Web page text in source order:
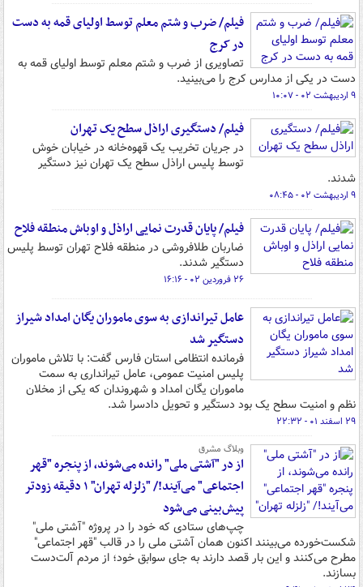
فیلم/ ضرب و شتم معلم توسط اولیای قمه به دست
در کرج
تصاویری از ضرب و شتم معلم توسط اولیای قمه به
دست در یکی از مدارس کرج را می‌بینید.
۹ اردیبهشت ۰۲ - ۱۰:۰۷
فیلم/ دستگیری اراذل سطح یک تهران
در جریان تخریب یک قهوه‌خانه در خیابان خوش
توسط پلیس اراذل سطح یک تهران نیز دستگیر
شدند.
۹ اردیبهشت ۰۲ - ۰۸:۴۵
فیلم/ پایان قدرت نمایی اراذل و اوباش منطقه فلاح
ضاربان طلافروشی در منطقه فلاح تهران توسط پلیس
دستگیر شدند.
۲۶ فروردین ۰۲ - ۱۶:۱۶
عامل تیراندازی به سوی ماموران یگان امداد شیراز
دستگیر شد
فرمانده انتظامی استان فارس گفت: با تلاش ماموران
پلیس امنیت عمومی، عامل تیرانداری به سمت
ماموران یگان امداد و شهروندان که یکی از مخلان
نظم و امنیت سطح یک بود دستگیر و تحویل دادسرا شد.
۲۹ اسفند ۰۱ - ۲۲:۳۲
وبلاگ مشرق
از در "آشتی ملی" رانده می‌شوند، از پنجره "قهر
اجتماعی" می‌آیند!/ "زلزله تهران" ۱ دقیقه زودتر
پیش‌بینی می‌شود
چپ‌های ستادی که خود را در پروژه "آشتی ملی"
شکست‌خورده می‌بینند اکنون همان آشتی ملی را در قالب "قهر اجتماعی"
مطرح می‌کنند و این بار قصد دارند به جای سوابق خود؛ از مردم آلت‌دست
بسازند.